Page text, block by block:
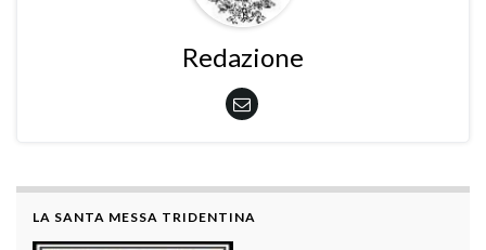
Redazione
LA SANTA MESSA TRIDENTINA